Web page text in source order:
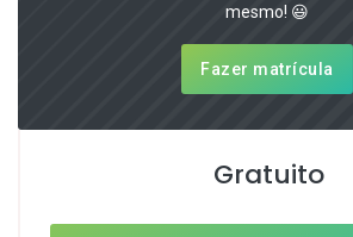
mesmo! 😃
Fazer matrícula
Gratuito